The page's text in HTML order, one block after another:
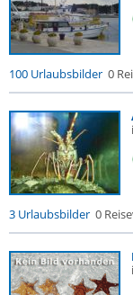
100 Urlaubsbilder 0
3 Urlaubsbilder 0